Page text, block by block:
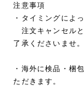
注意事項
・タイミングによ
注文キャンセル
了承くださいませ。
・海外に検品・梱
ただきます。